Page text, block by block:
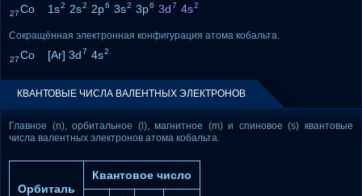
27Co 1s2 2s2 2p6 3s2 3p6 3d7 4s2
Сокращённая электронная конфигурация атома кобальта.
27Co [Ar] 3d7 4s2
КВАНТОВЫЕ ЧИСЛА ВАЛЕНТНЫХ ЭЛЕКТРОНОВ
Главное (n), орбитальное (l), магнитное (m) и спиновое (s) квантовые
числа валентных электронов атома кобальта.
Орбиталь
Квантовое число